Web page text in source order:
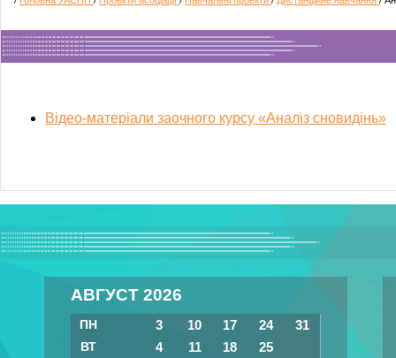
Відео-матеріали заочного курсу «Аналіз сновидінь»
АВГУСТ 2026
ПН 3 10 17 24 31
ВТ 4 11 18 25